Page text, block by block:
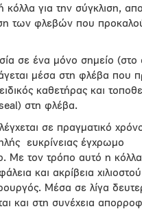
κόλλα για την σύγκλιση,
των φλεβών που
σε ένα μόνο σημείο (στο
μέσα στη φλέβα που
καθετήρας και
στη φλέβα.
σε πραγματικό
ευκρίνειας έγχρωμο
Με τον τρόπο αυτό η κόλλα
και ακρίβεια
Μέσα σε λίγα
και στη συνέχεια